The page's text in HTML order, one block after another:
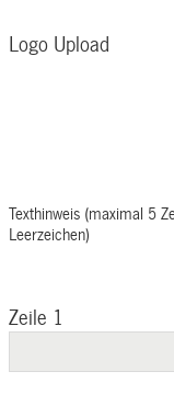
Logo Upload
Texthinweis (maximal 5
Leerzeichen)
Zeile 1